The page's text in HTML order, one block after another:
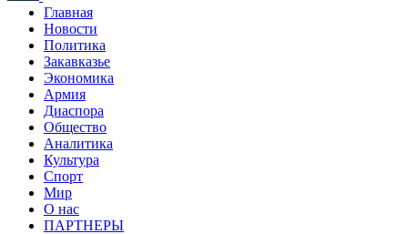
Главная
Новости
Политика
Закавказье
Экономика
Армия
Диаспора
Общество
Аналитика
Культура
Спорт
Мир
О нас
ПАРТНЕРЫ